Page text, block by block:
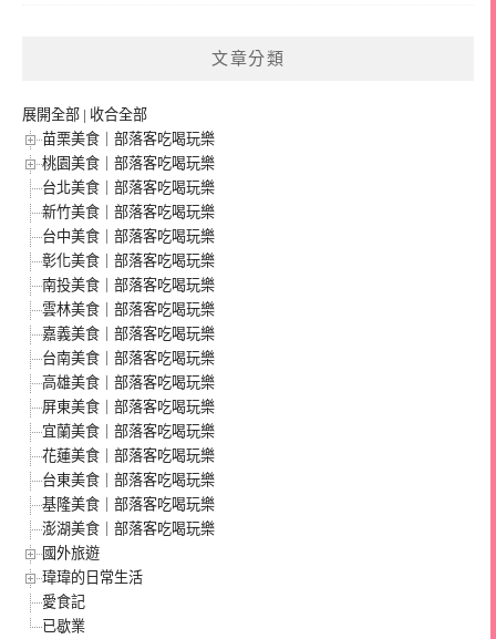
文章分類
展開全部 | 收合全部
苗栗美食｜部落客吃喝玩樂
桃園美食｜部落客吃喝玩樂
台北美食｜部落客吃喝玩樂
新竹美食｜部落客吃喝玩樂
台中美食｜部落客吃喝玩樂
彰化美食｜部落客吃喝玩樂
南投美食｜部落客吃喝玩樂
雲林美食｜部落客吃喝玩樂
嘉義美食｜部落客吃喝玩樂
台南美食｜部落客吃喝玩樂
高雄美食｜部落客吃喝玩樂
屏東美食｜部落客吃喝玩樂
宜蘭美食｜部落客吃喝玩樂
花蓮美食｜部落客吃喝玩樂
台東美食｜部落客吃喝玩樂
基隆美食｜部落客吃喝玩樂
澎湖美食｜部落客吃喝玩樂
國外旅遊
瑋瑋的日常生活
愛食記
已歇業